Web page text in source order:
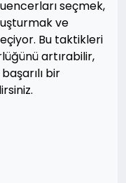
seçmek,
ve
Bu taktikleri
artırabilir,
bir